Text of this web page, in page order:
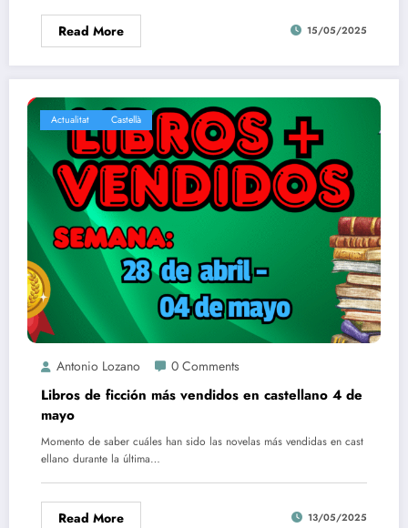
Read More 15/05/2025
Actualitat Castellà
Antonio Lozano 0 Comments
Libros de ficción más vendidos en castellano 4 de
mayo
Momento de saber cuáles han sido las novelas más vendidas en cast
ellano durante la última…
Read More 13/05/2025